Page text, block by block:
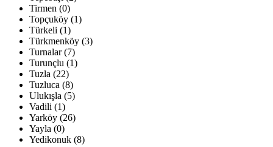
Tirmen (0)
Topçuköy (1)
Türkeli (1)
Türkmenköy (3)
Turnalar (7)
Turunçlu (1)
Tuzla (22)
Tuzluca (8)
Ulukışla (5)
Vadili (1)
Yarköy (26)
Yayla (0)
Yedikonuk (8)